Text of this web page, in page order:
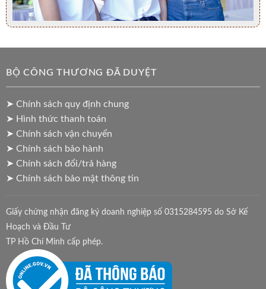
BỘ CÔNG THƯƠNG ĐÃ DUYỆT
➤ Chính sách quy định chung
➤ Hình thức thanh toán
➤ Chính sách vận chuyển
➤ Chính sách bảo hành
➤ Chính sách đổi/trả hàng
➤ Chính sách bảo mật thông tin
Giấy chứng nhận đăng ký doanh nghiệp số 0315284595 do Sở Kế
Hoạch và Đầu Tư
TP Hồ Chí Minh cấp phép.